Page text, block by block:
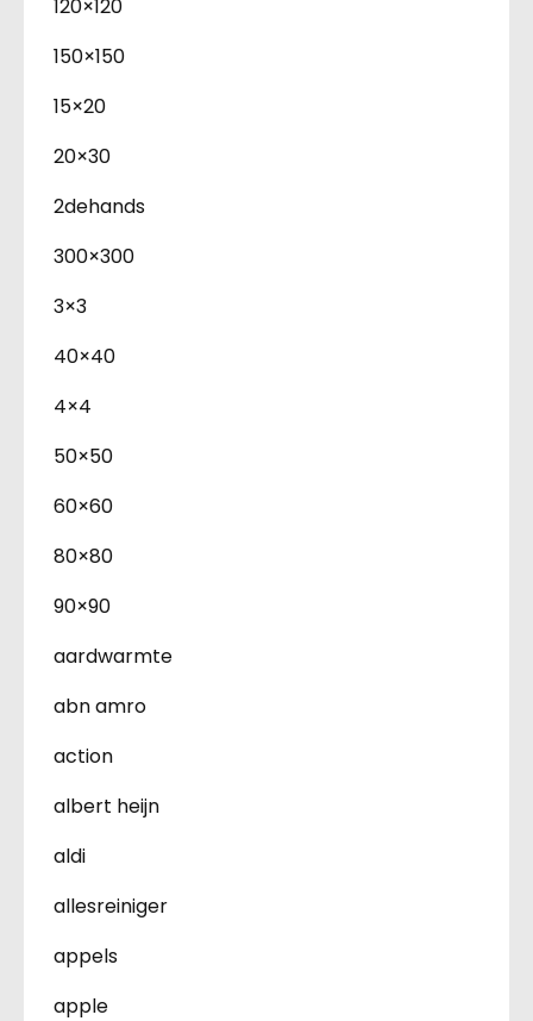
120×120
150×150
15×20
20×30
2dehands
300×300
3×3
40×40
4×4
50×50
60×60
80×80
90×90
aardwarmte
abn amro
action
albert heijn
aldi
allesreiniger
appels
apple